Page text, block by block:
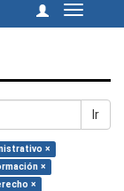
Cambiar
Ir
×
×
×